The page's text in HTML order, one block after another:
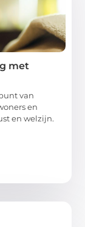
met
van
en
en welzijn.